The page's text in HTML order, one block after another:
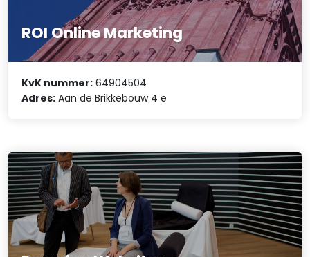
ROI Online Marketing
KvK nummer: 64904504
Adres: Aan de Brikkebouw 4 e